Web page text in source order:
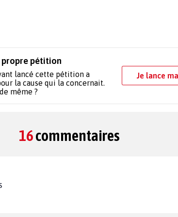
propre pétition
lancé cette pétition a
la cause qui la concernait.
même ?
Je lance
16commentaires